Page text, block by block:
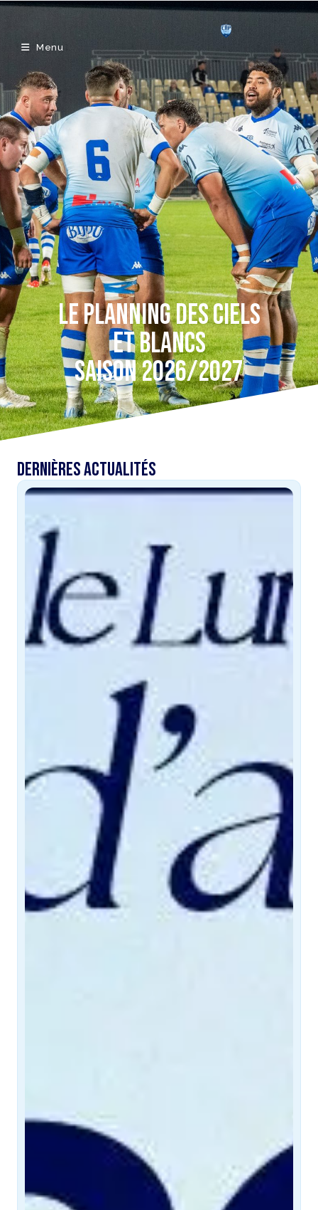
Menu
LE PLANNING DES CIELS
ET BLANCS
SAISON 2026/2027
DERNIÈRES ACTUALITÉS